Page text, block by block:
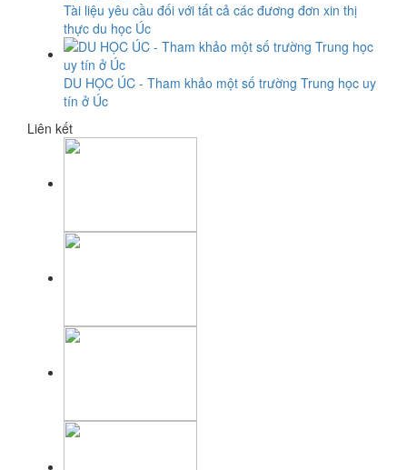
Tài liệu yêu cầu đối với tất cả các đương đơn xin thị
thực du học Úc
DU HỌC ÚC - Tham khảo một số trường Trung học uy
tín ở Úc
Liên kết